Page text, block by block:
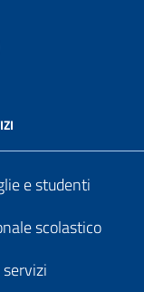
e studenti
scolastico